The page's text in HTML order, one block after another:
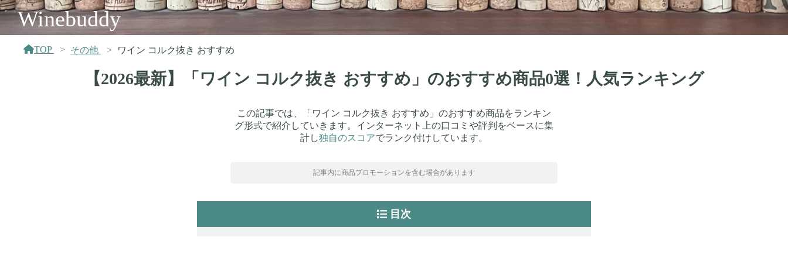
Winebuddy
TOP その他 ワイン コルク抜き おすすめ
【2026最新】「ワイン コルク抜き おすすめ」のおすすめ商品0選！人気ランキング
この記事では、「ワイン コルク抜き おすすめ」のおすすめ商品をランキン
グ形式で紹介していきます。インターネット上の口コミや評判をベースに集
計し独自のスコアでランク付けしています。
記事内に商品プロモーションを含む場合があります
目次